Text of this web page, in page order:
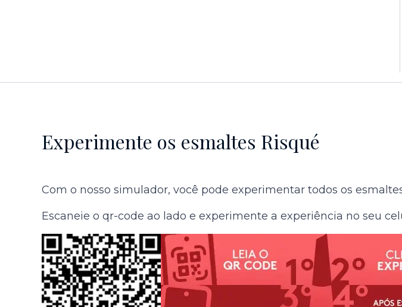
Experimente os esmaltes Risqué
Com o nosso simulador, você pode experimentar todos os
Escaneie o qr-code ao lado e experimente a experiência no seu